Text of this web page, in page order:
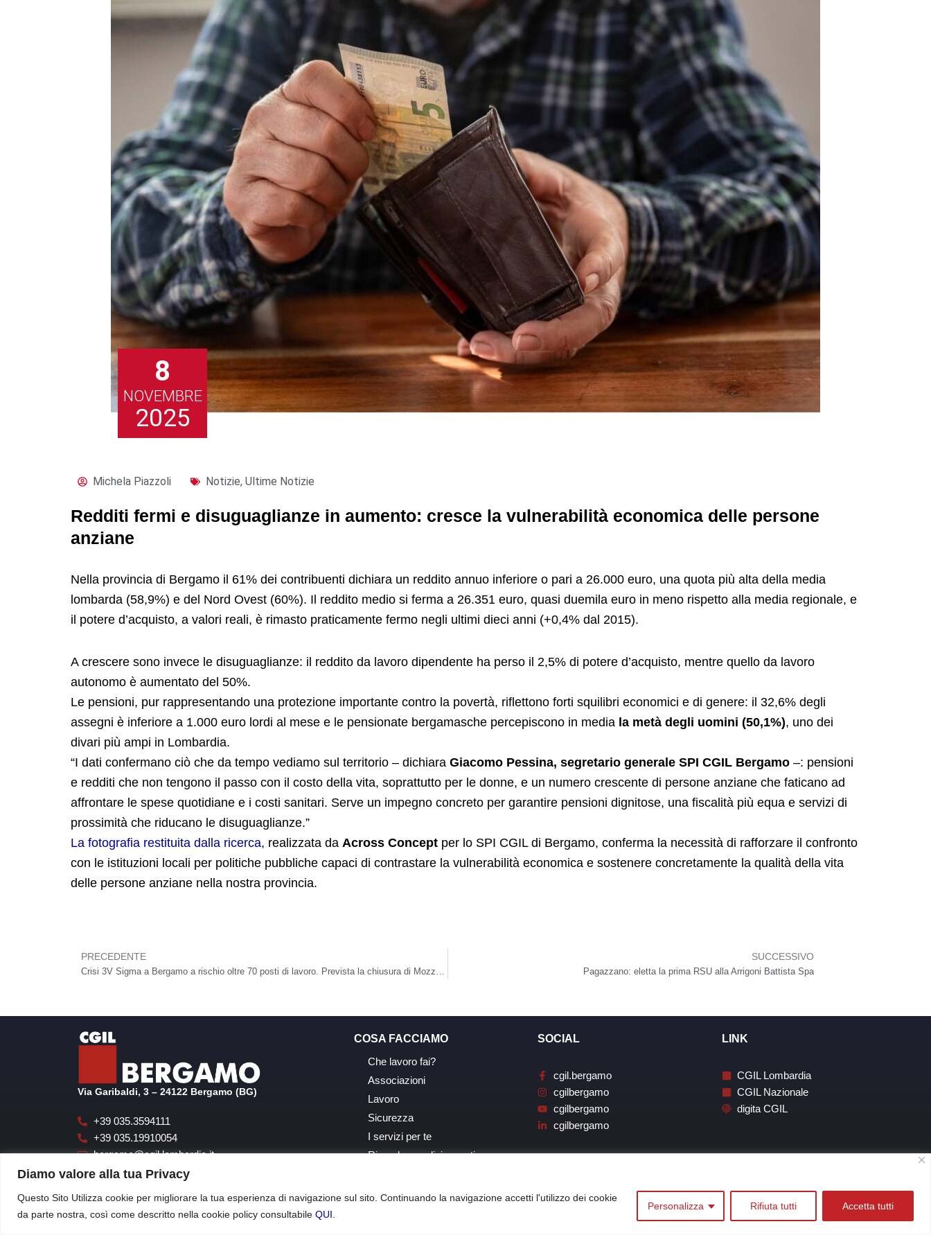
Diamo valore alla tua Privacy
Questo Sito Utilizza cookie per migliorare la tua esperienza di navigazione sul sito. Continuando la navigazione accetti l'utilizzo dei cookie
da parte nostra, così come descritto nella cookie policy consultabile QUI
Personalizza Rifiuta tutti Accetta tutti
8
NOVEMBRE
2025
Michela Piazzoli Notizie, Ultime Notizie
Redditi fermi e disuguaglianze in aumento: cresce la vulnerabilità economica delle persone
anziane
Nella provincia di Bergamo il 61% dei contribuenti dichiara un reddito annuo inferiore o pari a 26.000 euro, una quota più alta della media
lombarda (58,9%) e del Nord Ovest (60%). Il reddito medio si ferma a 26.351 euro, quasi duemila euro in meno rispetto alla media regionale, e
il potere d’acquisto, a valori reali, è rimasto praticamente fermo negli ultimi dieci anni (+0,4% dal 2015).
A crescere sono invece le disuguaglianze: il reddito da lavoro dipendente ha perso il 2,5% di potere d’acquisto, mentre quello da lavoro
autonomo è aumentato del 50%.
Le pensioni, pur rappresentando una protezione importante contro la povertà, riflettono forti squilibri economici e di genere: il 32,6% degli
assegni è inferiore a 1.000 euro lordi al mese e le pensionate bergamasche percepiscono in media la metà degli uomini (50,1%), uno dei
divari più ampi in Lombardia.
“I dati confermano ciò che da tempo vediamo sul territorio – dichiara Giacomo Pessina, segretario generale SPI CGIL Bergamo –: pensioni
e redditi che non tengono il passo con il costo della vita, soprattutto per le donne, e un numero crescente di persone anziane che faticano ad
affrontare le spese quotidiane e i costi sanitari. Serve un impegno concreto per garantire pensioni dignitose, una fiscalità più equa e servizi di
prossimità che riducano le disuguaglianze.”
La fotografia restituita dalla ricerca, realizzata da Across Concept per lo SPI CGIL di Bergamo, conferma la necessità di rafforzare il confronto
con le istituzioni locali per politiche pubbliche capaci di contrastare la vulnerabilità economica e sostenere concretamente la qualità della vita
delle persone anziane nella nostra provincia.
Precedente
PRECEDENTE SUCCESSIVO
Pagazzano: eletta la prima RSU alla Arrigoni Battista Spa
Via Garibaldi, 3 – 24122 Bergamo (BG)
+39 035.3594111
+39 035.19910054
bergamo@cgil.lombardia.it
cgilbgsegreteria@pecgil.it
COSA FACCIAMO
Che lavoro fai?
Associazioni
Lavoro
Sicurezza
I servizi per te
Ricerche, analisi, eventi
SOCIAL
cgil.bergamo
cgilbergamo
cgilbergamo
cgilbergamo
LINK
CGIL Lombardia
CGIL Nazionale
digita CGIL
CGIL di Bergamo – Copyright © 2021 | C.F: 80020770162 |